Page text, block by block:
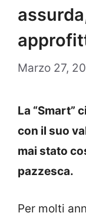
Marzo 27,
La “Smart”
con il suo
mai stato
pazzesca.
Per molti